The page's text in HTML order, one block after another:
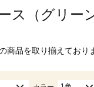
（グリー
商品を取り揃えており